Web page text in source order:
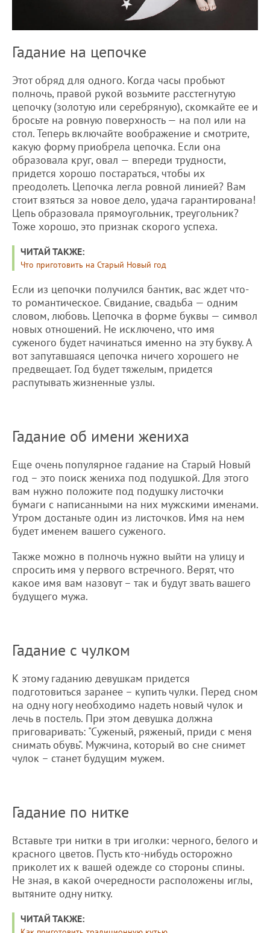
Гадание на цепочке
Этот обряд для одного. Когда часы пробьют
полночь, правой рукой возьмите расстегнутую
цепочку (золотую или серебряную), скомкайте ее и
бросьте на ровную поверхность — на пол или на
стол. Теперь включайте воображение и смотрите,
какую форму приобрела цепочка. Если она
образовала круг, овал — впереди трудности,
придется хорошо постараться, чтобы их
преодолеть. Цепочка легла ровной линией? Вам
стоит взяться за новое дело, удача гарантирована!
Цепь образовала прямоугольник, треугольник?
Тоже хорошо, это признак скорого успеха.
ЧИТАЙ ТАКЖЕ:
Что приготовить на Старый Новый год
Если из цепочки получился бантик, вас ждет что-
то романтическое. Свидание, свадьба — одним
словом, любовь. Цепочка в форме буквы — символ
новых отношений. Не исключено, что имя
суженого будет начинаться именно на эту букву. А
вот запутавшаяся цепочка ничего хорошего не
предвещает. Год будет тяжелым, придется
распутывать жизненные узлы.
Гадание об имени жениха
Еще очень популярное гадание на Старый Новый
год – это поиск жениха под подушкой. Для этого
вам нужно положите под подушку листочки
бумаги с написанными на них мужскими именами.
Утром достаньте один из листочков. Имя на нем
будет именем вашего суженого.
Также можно в полночь нужно выйти на улицу и
спросить имя у первого встречного. Верят, что
какое имя вам назовут – так и будут звать вашего
будущего мужа.
Гадание с чулком
К этому гаданию девушкам придется
подготовиться заранее – купить чулки. Перед сном
на одну ногу необходимо надеть новый чулок и
лечь в постель. При этом девушка должна
приговаривать: "Суженый, ряженый, приди с меня
снимать обувь". Мужчина, который во сне снимет
чулок – станет будущим мужем.
Гадание по нитке
Вставьте три нитки в три иголки: черного, белого и
красного цветов. Пусть кто-нибудь осторожно
приколет их к вашей одежде со стороны спины.
Не зная, в какой очередности расположены иглы,
вытяните одну нитку.
ЧИТАЙ ТАКЖЕ: